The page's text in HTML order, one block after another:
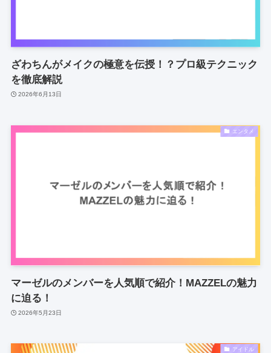
ざわちんがメイクの極意を伝授！？プロ級テクニック
を徹底解説
2026年6月13日
エンタメ
マーゼルのメンバーを人気順で紹介！MAZZELの魅力
に迫る！
2026年5月23日
アイドル